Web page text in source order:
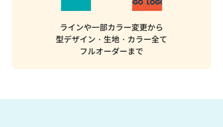
ラインや一部カラー変更から
型デザイン・生地・カラー全て
フルオーダーまで